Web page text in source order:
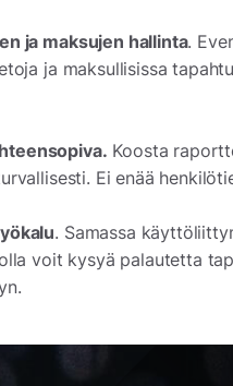
ja maksujen hallinta.
ja maksullisissa
Koosta
Ei enää
. Samassa
voit kysyä palautetta